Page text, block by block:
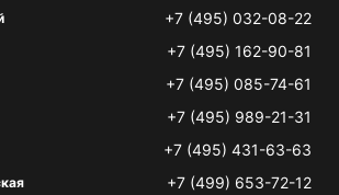
+7 (495) 032-08-22
+7 (495) 162-90-81
+7 (495) 085-74-61
+7 (495) 989-21-31
+7 (495) 431-63-63
+7 (499) 653-72-12